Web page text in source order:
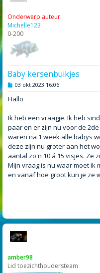
Onderwerp auteur
Michelle123
0-200
Baby kersenbuikjes
B
r
i
h
03 okt 2023 16:06
Hallo
Ik heb een vraagje. Ik heb
paar en er zijn nu voor de
waren na 1 week alle babys
deze zijn nu groter aan het
aantal zo'n 10 á 15 visjes. Ze
Mijn vraag is nu waar moet ik
en vanaf hoe groot kun je ze
amber98
Lid toezichthoudersteam